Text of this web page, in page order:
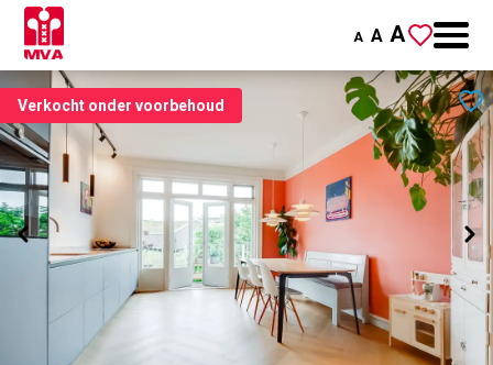
A A A
Verkocht onder voorbehoud